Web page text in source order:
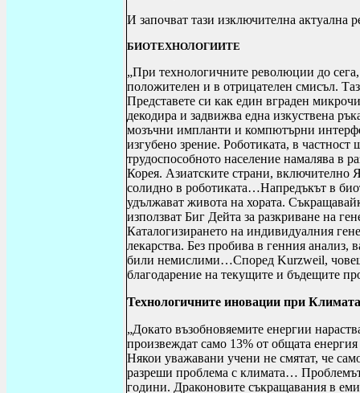
И започват тази изключителна актуална
БИОТЕХНОЛОГИИТЕ
„При технологичните революции до
положителен и в отрицателен смисъл.
Представете си как един вграден
декодира и задвижва една изкуствена
мозъчни импланти и компютърни
изгубено зрение. Роботиката, в
трудоспособното население намалява в
Корея. Азиатските страни, включително
солидно в роботиката…Напредъкът в
удължават живота на хората.
използват Биг Дейта за разкриване на
Каталогизирането на индивидуалния
лекарства. Без пробива в генния анализ,
били немислими…Според Kurzweil,
благодарение на текущите и бъдещите
Технологичните иновации при Климата
„Докато възобновяемите енергии
произвеждат само 13% от общата
Някои уважавани учени не смятат, че
разреши проблема с климата… Проблемът
години. Драконовите съкращавания в